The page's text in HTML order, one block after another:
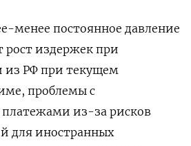
менее постоянное давление
рост издержек при
из РФ при текущем
проблемы с
из-за рисков
для иностранных